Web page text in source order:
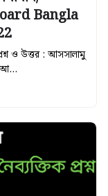
Bangla
ও উত্তর : আসসালামু
আ…